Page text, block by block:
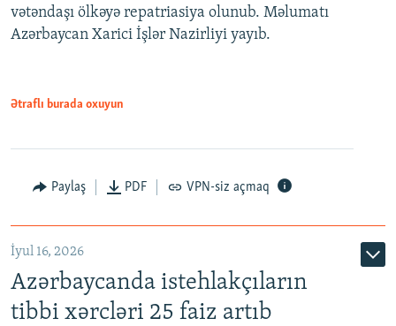
vətəndaşı ölkəyə repatriasiya olunub. Məlumatı
Azərbaycan Xarici İşlər Nazirliyi yayıb.
Ətraflı burada oxuyun
Paylaş PDF VPN-siz açmaq
İyul 16, 2026
Azərbaycanda istehlakçıların
tibbi xərcləri 25 faiz artıb